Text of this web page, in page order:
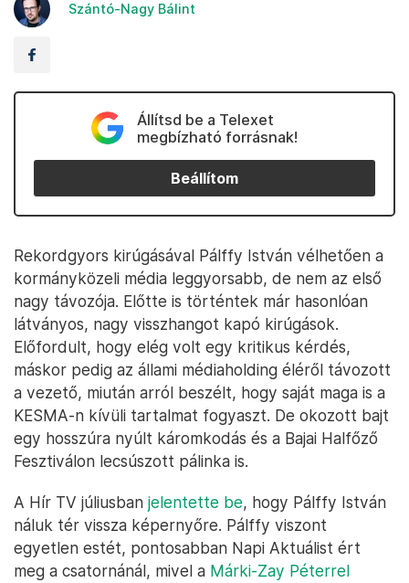
Szántó-Nagy Bálint
Állítsd be a Telexet
megbízható forrásnak!
Beállítom
Rekordgyors kirúgásával Pálffy István vélhetően a
kormányközeli média leggyorsabb, de nem az első
nagy távozója. Előtte is történtek már hasonlóan
látványos, nagy visszhangot kapó kirúgások.
Előfordult, hogy elég volt egy kritikus kérdés,
máskor pedig az állami médiaholding éléről távozott
a vezető, miután arról beszélt, hogy saját maga is a
KESMA-n kívüli tartalmat fogyaszt. De okozott bajt
egy hosszúra nyúlt káromkodás és a Bajai Halfőző
Fesztiválon lecsúszott pálinka is.
A Hír TV júliusban jelentette be, hogy Pálffy István
náluk tér vissza képernyőre. Pálffy viszont
egyetlen estét, pontosabban Napi Aktuálist ért
meg a csatornánál, mivel a Márki-Zay Péterrel